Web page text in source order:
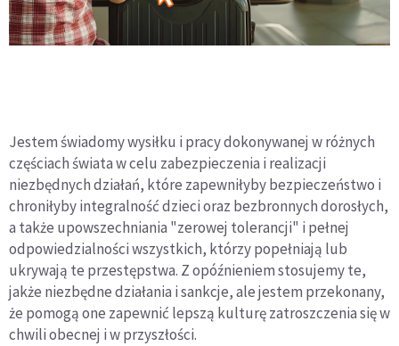
Jestem świadomy wysiłku i pracy dokonywanej w różnych
częściach świata w celu zabezpieczenia i realizacji
niezbędnych działań, które zapewniłyby bezpieczeństwo i
chroniłyby integralność dzieci oraz bezbronnych dorosłych,
a także upowszechniania "zerowej tolerancji" i pełnej
odpowiedzialności wszystkich, którzy popełniają lub
ukrywają te przestępstwa. Z opóźnieniem stosujemy te,
jakże niezbędne działania i sankcje, ale jestem przekonany,
że pomogą one zapewnić lepszą kulturę zatroszczenia się w
chwili obecnej i w przyszłości.